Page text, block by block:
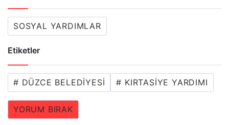
SOSYAL YARDIMLAR
Etiketler
# DÜZCE BELEDIYESI # KIRTASIYE YARDIMI
YORUM BIRAK